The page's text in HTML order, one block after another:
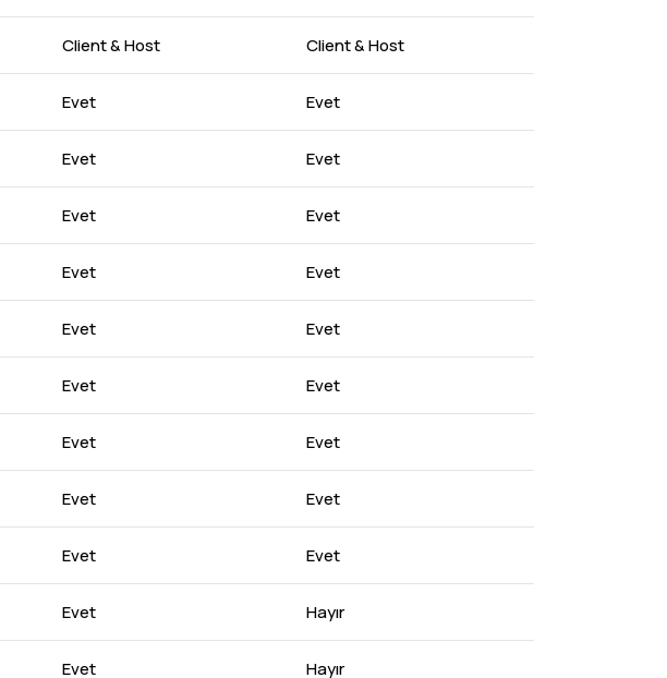
Client & Host Client & Host
Evet Evet
Evet Evet
Evet Evet
Evet Evet
Evet Evet
Evet Evet
Evet Evet
Evet Evet
Evet Evet
Evet Hayır
Evet Hayır